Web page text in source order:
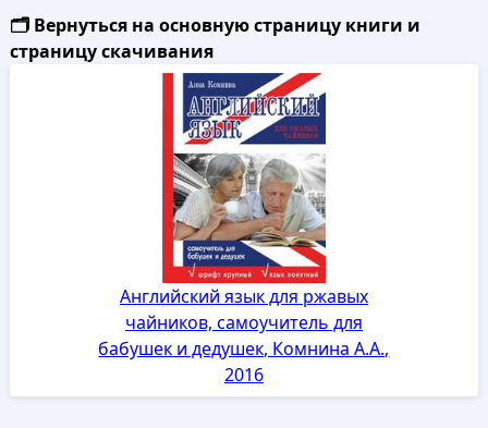
🗂️ Вернуться на основную страницу книги и
страницу скачивания
Английский язык для ржавых
чайников, самоучитель для
бабушек и дедушек, Комнина А.А.,
2016